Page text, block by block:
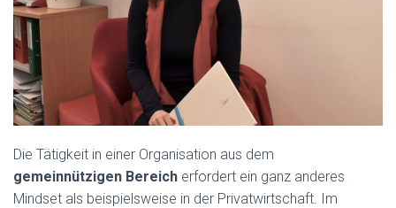
Die Tätigkeit in einer Organisation aus dem
gemeinnützigen Bereich erfordert ein ganz anderes
Mindset als beispielsweise in der Privatwirtschaft. Im